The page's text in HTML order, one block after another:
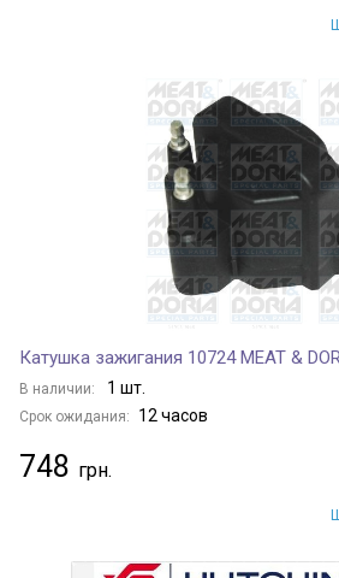
Катушка зажигания 10724 MEAT &
В наличии: 1 шт.
Срок ожидания: 12 часов
748